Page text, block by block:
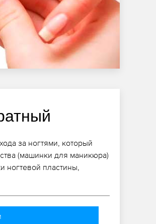
за ногтями, который
(машинки для маникюра)
ногтевой пластины,